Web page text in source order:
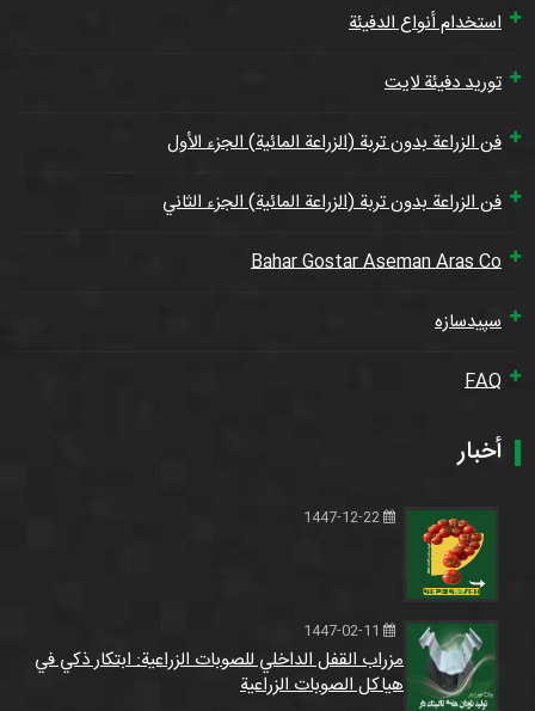
استخدام أنواع الدفيئة
توريد دفيئة لايت
فن الزراعة بدون تربة (الزراعة المائية) الجزء الأول
فن الزراعة بدون تربة (الزراعة المائية) الجزء الثاني
Bahar Gostar Aseman Aras Co
سپیدسازه
FAQ
أخبار
مزراب القفل الداخلي للصوبات الزراعية: ابتكار ذكي في
هياكل الصوبات الزراعية